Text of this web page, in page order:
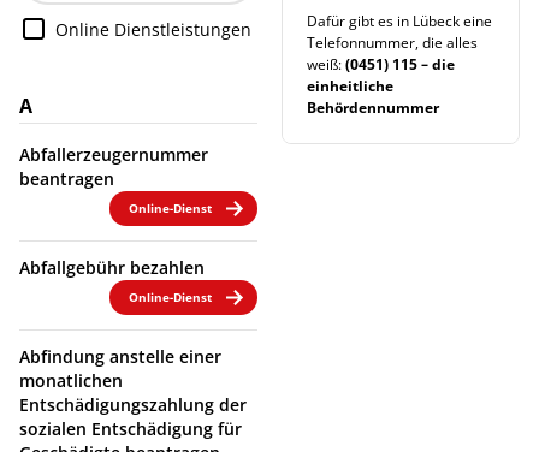
Online Dienstleistungen
A
Abfallerzeugernummer
beantragen
Online-Dienst
Abfallgebühr bezahlen
Online-Dienst
Abfindung anstelle einer
monatlichen
Entschädigungszahlung der
sozialen Entschädigung für
Dafür gibt es in Lübeck eine
Telefonnummer, die alles
weiß:(0451) 115 – die
einheitliche
Behördennummer